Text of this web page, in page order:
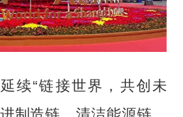
“链接世界，共创未
制造链、清洁能源链、